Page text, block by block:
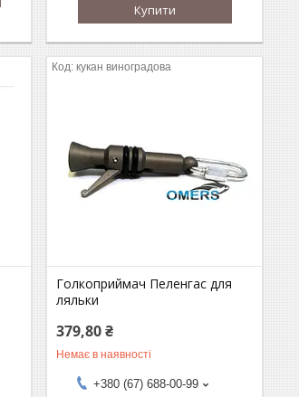
Купити
кукан виноградова
Голкоприймач Пеленгас для
ляльки
379,80 ₴
Немає в наявності
+380 (67) 688-00-99